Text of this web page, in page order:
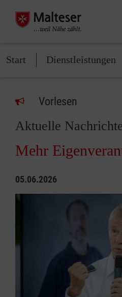
Start Dienstleistungen
Vorlesen
Aktuelle
Mehr
05.06.2026